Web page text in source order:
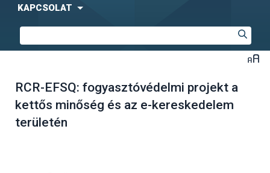
KAPCSOLAT
RCR-EFSQ: fogyasztóvédelmi projekt a
kettős minőség és az e-kereskedelem
területén